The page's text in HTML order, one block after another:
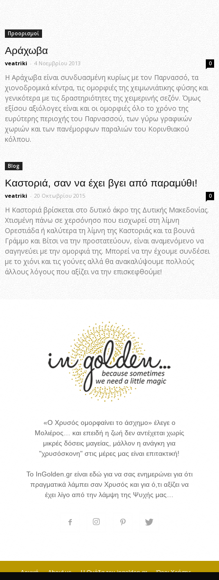
Προορισμοί
Αράχωβα
veatriki - 4 Νοεμβρίου 2013 0
Η Αράχωβα είναι συνδυασμένη κυρίως με τον Παρνασσό, τα
χιονοδρομικά κέντρα, τις ομορφιές της χειμωνιάτικης φύσης και
γενικότερα με τις δραστηριότητες της χειμερινής σεζόν. Όμως
εξίσου αξιόλογες είναι και οι ομορφιές όλο το χρόνο της
ευρύτερης περιοχής του Παρνασσού, των γύρω γραφικών
χωριών και των πανέμορφων παραλιών του Κορινθιακού
κόλπου.
Blog
Καστοριά, σαν να έχει βγει από παραμύθι!
veatriki - 20 Οκτωβρίου 2015 0
Η Καστοριά βρίσκεται στο δυτικό άκρο της Δυτικής Μακεδονίας.
Χτισμένη πάνω σε χερσόνησο που εισχωρεί στη λίμνη
Ορεστιάδα ή καλύτερα τη λίμνη της Καστοριάς και τα βουνά
Γράμμο και Βίτσι να την προστατεύουν, είναι αναμενόμενο να
σαγηνεύει με την ομορφιά της. Μπορεί να την έχουμε συνδέσει
με το χιόνι και τις γούνες αλλά θα ανακαλύψουμε πολλούς
άλλους λόγους που αξίζει να την επισκεφθούμε!
«Ο Χρυσός ομορφαίνει το άσχημο» έλεγε ο
Μολιέρος… και επειδή η ζωή δεν αντέχεται χωρίς
μικρές δόσεις μαγείας, μάλλον η ανάγκη για
"χρυσόσκονη" στις μέρες μας είναι επιτακτική!
Το InGolden.gr είναι εδώ για να σας ενημερώνει για ότι
πραγματικά λάμπει σαν Χρυσός και για ό,τι αξίζει να
έχει λίγο από την λάμψη της Ψυχής μας…
Αρχική About us H Ομάδα του ingolden.gr
Όροι Χρήσης